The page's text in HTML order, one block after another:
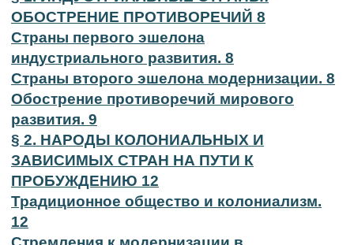
ОБОСТРЕНИЕ ПРОТИВОРЕЧИЙ 8
Страны первого эшелона
индустриального развития. 8
Страны второго эшелона модернизации. 8
Обострение противоречий мирового
развития. 9
§ 2. НАРОДЫ КОЛОНИАЛЬНЫХ И
ЗАВИСИМЫХ СТРАН НА ПУТИ К
ПРОБУЖДЕНИЮ 12
Традиционное общество и колониализм.
12